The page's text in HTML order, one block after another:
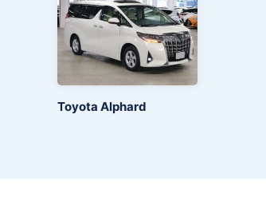
Toyota Alphard